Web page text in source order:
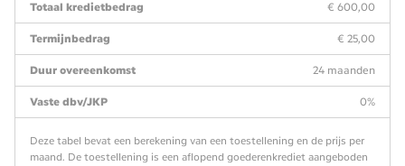
Totaal kredietbedrag € 600,00
Termijnbedrag € 25,00
Duur overeenkomst 24 maanden
Vaste dbv/JKP 0%
Deze tabel bevat een berekening van een toestellening en de prijs per
maand. De toestellening is een aflopend goederenkrediet aangeboden